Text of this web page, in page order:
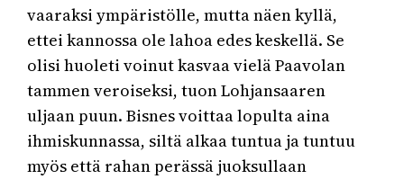
vaaraksi ympäristölle, mutta näen kyllä,
ettei kannossa ole lahoa edes keskellä. Se
olisi huoleti voinut kasvaa vielä Paavolan
tammen veroiseksi, tuon Lohjansaaren
uljaan puun. Bisnes voittaa lopulta aina
ihmiskunnassa, siltä alkaa tuntua ja tuntuu
myös että rahan perässä juoksullaan